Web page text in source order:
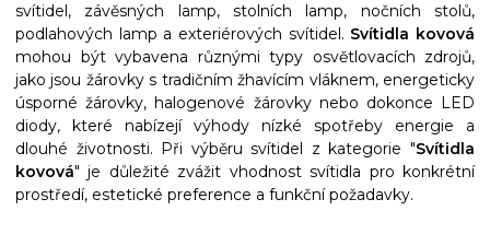
svítidel, závěsných lamp, stolních lamp, nočních stolů,
podlahových lamp a exteriérových svítidel. Svítidla kovová
mohou být vybavena různými typy osvětlovacích zdrojů,
jako jsou žárovky s tradičním žhavícím vláknem, energeticky
úsporné žárovky, halogenové žárovky nebo dokonce LED
diody, které nabízejí výhody nízké spotřeby energie a
dlouhé životnosti. Při výběru svítidel z kategorie "Svítidla
kovová" je důležité zvážit vhodnost svítidla pro konkrétní
prostředí, estetické preference a funkční požadavky.